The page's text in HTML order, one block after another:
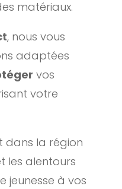
matériaux.
, nous vous
adaptées
vos
votre
dans la région
les alentours
jeunesse à vos